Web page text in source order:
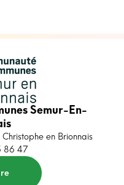
Semur-En-
en Brionnais
86 47